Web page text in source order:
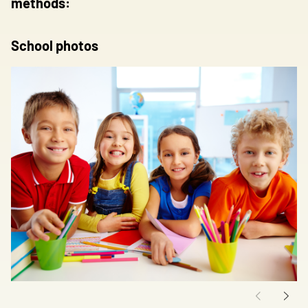
School photos
Reject